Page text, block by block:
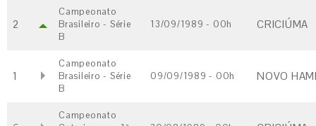
2
Campeonato
Brasileiro - Série
B
13/09/1989 - 00h CRICIÚMA
1
Campeonato
Brasileiro - Série
B
09/09/1989 - 00h NOVO
Campeonato